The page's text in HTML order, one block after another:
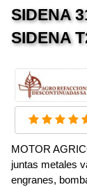
SIDENA
SIDENA
MOTOR
juntas metales
engranes,